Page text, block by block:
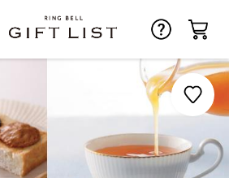
お気に入り